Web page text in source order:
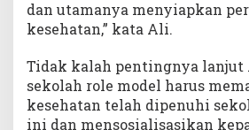
dan utamanya menyiapkan
kesehatan,” kata Ali.
Tidak kalah pentingnya lanjut
sekolah role model harus
kesehatan telah dipenuhi
ini dan mensosialisasikan